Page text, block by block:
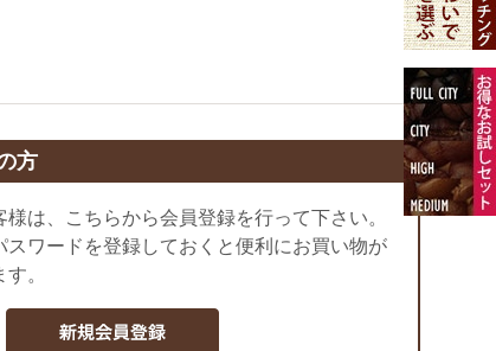
方
は、こちらから会員登録を行って下さい。
スワードを登録しておくと便利にお買い物が
。